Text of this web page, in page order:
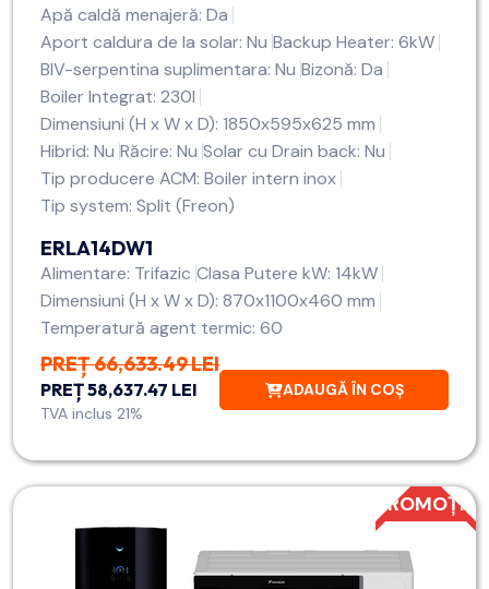
Apă caldă menajeră: Da
Aport caldura de la solar: Nu Backup Heater: 6kW
BIV-serpentina suplimentara: Nu Bizonă: Da
Boiler Integrat: 230l
Dimensiuni (H x W x D): 1850x595x625 mm
Hibrid: Nu Răcire: Nu Solar cu Drain back: Nu
Tip producere ACM: Boiler intern inox
Tip system: Split (Freon)
ERLA14DW1
Alimentare: Trifazic Clasa Putere kW: 14kW
Dimensiuni (H x W x D): 870x1100x460 mm
Temperatură agent termic: 60
PREȚ 66,633.49 LEI
PREȚ 58,637.47 LEI
TVA inclus 21%
ADAUGĂ ÎN COȘ
PROMOȚIE